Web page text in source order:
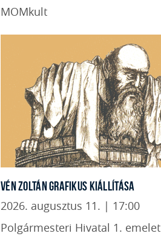
MOMkult
VÉN ZOLTÁN GRAFIKUS KIÁLLÍTÁSA
2026. augusztus 11. | 17:00
Polgármesteri Hivatal 1. emelet